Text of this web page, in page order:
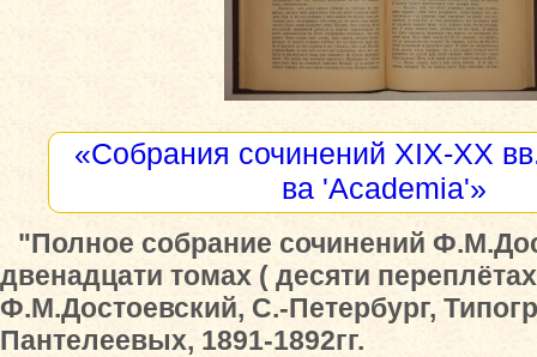
«Собрания сочинений XIX-XX
ва 'Academia'»
"Полное собрание сочинений
двенадцати томах ( десяти
Ф.М.Достоевский, С.-Петербург,
Пантелеевых, 1891-1892гг.